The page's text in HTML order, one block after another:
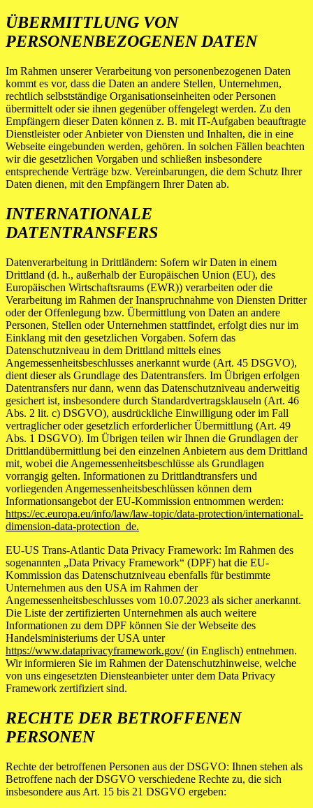
ÜBERMITTLUNG VON
PERSONENBEZOGENEN DATEN
Im Rahmen unserer Verarbeitung von personenbezogenen Daten
kommt es vor, dass die Daten an andere Stellen, Unternehmen,
rechtlich selbstständige Organisationseinheiten oder Personen
übermittelt oder sie ihnen gegenüber offengelegt werden. Zu den
Empfängern dieser Daten können z. B. mit IT-Aufgaben beauftragte
Dienstleister oder Anbieter von Diensten und Inhalten, die in eine
Webseite eingebunden werden, gehören. In solchen Fällen beachten
wir die gesetzlichen Vorgaben und schließen insbesondere
entsprechende Verträge bzw. Vereinbarungen, die dem Schutz Ihrer
Daten dienen, mit den Empfängern Ihrer Daten ab.
INTERNATIONALE
DATENTRANSFERS
Datenverarbeitung in Drittländern: Sofern wir Daten in einem
Drittland (d. h., außerhalb der Europäischen Union (EU), des
Europäischen Wirtschaftsraums (EWR)) verarbeiten oder die
Verarbeitung im Rahmen der Inanspruchnahme von Diensten Dritter
oder der Offenlegung bzw. Übermittlung von Daten an andere
Personen, Stellen oder Unternehmen stattfindet, erfolgt dies nur im
Einklang mit den gesetzlichen Vorgaben. Sofern das
Datenschutzniveau in dem Drittland mittels eines
Angemessenheitsbeschlusses anerkannt wurde (Art. 45 DSGVO),
dient dieser als Grundlage des Datentransfers. Im Übrigen erfolgen
Datentransfers nur dann, wenn das Datenschutzniveau anderweitig
gesichert ist, insbesondere durch Standardvertragsklauseln (Art. 46
Abs. 2 lit. c) DSGVO), ausdrückliche Einwilligung oder im Fall
vertraglicher oder gesetzlich erforderlicher Übermittlung (Art. 49
Abs. 1 DSGVO). Im Übrigen teilen wir Ihnen die Grundlagen der
Drittlandübermittlung bei den einzelnen Anbietern aus dem Drittland
mit, wobei die Angemessenheitsbeschlüsse als Grundlagen
vorrangig gelten. Informationen zu Drittlandtransfers und
vorliegenden Angemessenheitsbeschlüssen können dem
Informationsangebot der EU-Kommission entnommen werden:
https://ec.europa.eu/info/law/law-topic/data-protection/international-
dimension-data-protection_de.
EU-US Trans-Atlantic Data Privacy Framework: Im Rahmen des
sogenannten „Data Privacy Framework“ (DPF) hat die EU-
Kommission das Datenschutzniveau ebenfalls für bestimmte
Unternehmen aus den USA im Rahmen der
Angemessenheitsbeschlusses vom 10.07.2023 als sicher anerkannt.
Die Liste der zertifizierten Unternehmen als auch weitere
Informationen zu dem DPF können Sie der Webseite des
Handelsministeriums der USA unter
https://www.dataprivacyframework.gov/(in Englisch) entnehmen.
Wir informieren Sie im Rahmen der Datenschutzhinweise, welche
von uns eingesetzten Diensteanbieter unter dem Data Privacy
Framework zertifiziert sind.
RECHTE DER BETROFFENEN
PERSONEN
Rechte der betroffenen Personen aus der DSGVO: Ihnen stehen als
Betroffene nach der DSGVO verschiedene Rechte zu, die sich
insbesondere aus Art. 15 bis 21 DSGVO ergeben: